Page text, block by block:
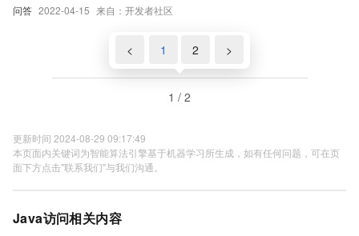
问答 2022-04-15 来自：开发者社区
< 1 2 >
1 / 2
更新时间 2024-08-29 09:17:49
本页面内关键词为智能算法引擎基于机器学习所生成，如有任何问题，可在页
面下方点击"联系我们"与我们沟通。
Java访问相关内容